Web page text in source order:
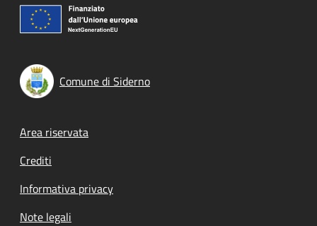
Comune di Siderno
Footer menu
Area riservata
Crediti
Informativa privacy
Note legali